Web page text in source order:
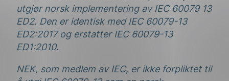
utgjør norsk implementering av IEC 60079 13
ED2. Den er identisk med IEC 60079-13
ED2:2017 og erstatter IEC 60079-13
ED1:2010.
NEK, som medlem av IEC, er ikke forpliktet til